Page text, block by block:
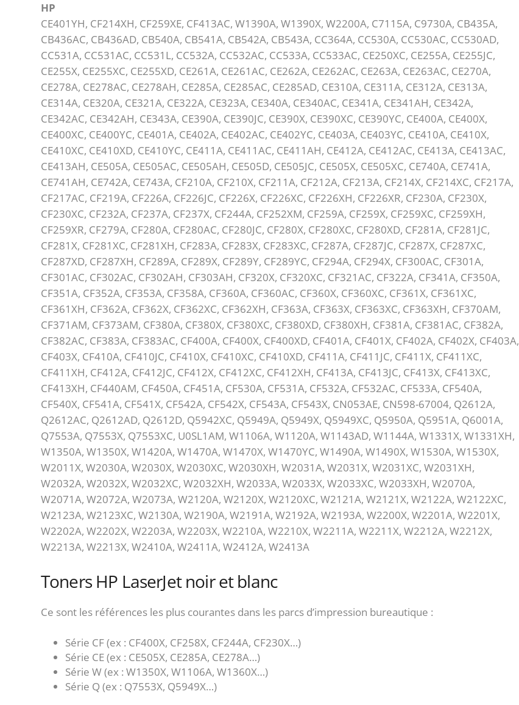
HP
CE401YH, CF214XH, CF259XE, CF413AC, W1390A, W1390X, W2200A, C7115A, C9730A, CB435A,
CB436AC, CB436AD, CB540A, CB541A, CB542A, CB543A, CC364A, CC530A, CC530AC, CC530AD,
CC531A, CC531AC, CC531L, CC532A, CC532AC, CC533A, CC533AC, CE250XC, CE255A, CE255JC,
CE255X, CE255XC, CE255XD, CE261A, CE261AC, CE262A, CE262AC, CE263A, CE263AC, CE270A,
CE278A, CE278AC, CE278AH, CE285A, CE285AC, CE285AD, CE310A, CE311A, CE312A, CE313A,
CE314A, CE320A, CE321A, CE322A, CE323A, CE340A, CE340AC, CE341A, CE341AH, CE342A,
CE342AC, CE342AH, CE343A, CE390A, CE390JC, CE390X, CE390XC, CE390YC, CE400A, CE400X,
CE400XC, CE400YC, CE401A, CE402A, CE402AC, CE402YC, CE403A, CE403YC, CE410A, CE410X,
CE410XC, CE410XD, CE410YC, CE411A, CE411AC, CE411AH, CE412A, CE412AC, CE413A, CE413AC,
CE413AH, CE505A, CE505AC, CE505AH, CE505D, CE505JC, CE505X, CE505XC, CE740A, CE741A,
CE741AH, CE742A, CE743A, CF210A, CF210X, CF211A, CF212A, CF213A, CF214X, CF214XC, CF217A,
CF217AC, CF219A, CF226A, CF226JC, CF226X, CF226XC, CF226XH, CF226XR, CF230A, CF230X,
CF230XC, CF232A, CF237A, CF237X, CF244A, CF252XM, CF259A, CF259X, CF259XC, CF259XH,
CF259XR, CF279A, CF280A, CF280AC, CF280JC, CF280X, CF280XC, CF280XD, CF281A, CF281JC,
CF281X, CF281XC, CF281XH, CF283A, CF283X, CF283XC, CF287A, CF287JC, CF287X, CF287XC,
CF287XD, CF287XH, CF289A, CF289X, CF289Y, CF289YC, CF294A, CF294X, CF300AC, CF301A,
CF301AC, CF302AC, CF302AH, CF303AH, CF320X, CF320XC, CF321AC, CF322A, CF341A, CF350A,
CF351A, CF352A, CF353A, CF358A, CF360A, CF360AC, CF360X, CF360XC, CF361X, CF361XC,
CF361XH, CF362A, CF362X, CF362XC, CF362XH, CF363A, CF363X, CF363XC, CF363XH, CF370AM,
CF371AM, CF373AM, CF380A, CF380X, CF380XC, CF380XD, CF380XH, CF381A, CF381AC, CF382A,
CF382AC, CF383A, CF383AC, CF400A, CF400X, CF400XD, CF401A, CF401X, CF402A, CF402X, CF403A,
CF403X, CF410A, CF410JC, CF410X, CF410XC, CF410XD, CF411A, CF411JC, CF411X, CF411XC,
CF411XH, CF412A, CF412JC, CF412X, CF412XC, CF412XH, CF413A, CF413JC, CF413X, CF413XC,
CF413XH, CF440AM, CF450A, CF451A, CF530A, CF531A, CF532A, CF532AC, CF533A, CF540A,
CF540X, CF541A, CF541X, CF542A, CF542X, CF543A, CF543X, CN053AE, CN598-67004, Q2612A,
Q2612AC, Q2612AD, Q2612D, Q5942XC, Q5949A, Q5949X, Q5949XC, Q5950A, Q5951A, Q6001A,
Q7553A, Q7553X, Q7553XC, U0SL1AM, W1106A, W1120A, W1143AD, W1144A, W1331X, W1331XH,
W1350A, W1350X, W1420A, W1470A, W1470X, W1470YC, W1490A, W1490X, W1530A, W1530X,
W2011X, W2030A, W2030X, W2030XC, W2030XH, W2031A, W2031X, W2031XC, W2031XH,
W2032A, W2032X, W2032XC, W2032XH, W2033A, W2033X, W2033XC, W2033XH, W2070A,
W2071A, W2072A, W2073A, W2120A, W2120X, W2120XC, W2121A, W2121X, W2122A, W2122XC,
W2123A, W2123XC, W2130A, W2190A, W2191A, W2192A, W2193A, W2200X, W2201A, W2201X,
W2202A, W2202X, W2203A, W2203X, W2210A, W2210X, W2211A, W2211X, W2212A, W2212X,
W2213A, W2213X, W2410A, W2411A, W2412A, W2413A
Toners HP LaserJet noir et blanc
Ce sont les références les plus courantes dans les parcs d’impression bureautique :
Série CF (ex : CF400X, CF258X, CF244A, CF230X…)
Série CE (ex : CE505X, CE285A, CE278A…)
Série W (ex : W1350X, W1106A, W1360X…)
Série Q (ex : Q7553X, Q5949X…)